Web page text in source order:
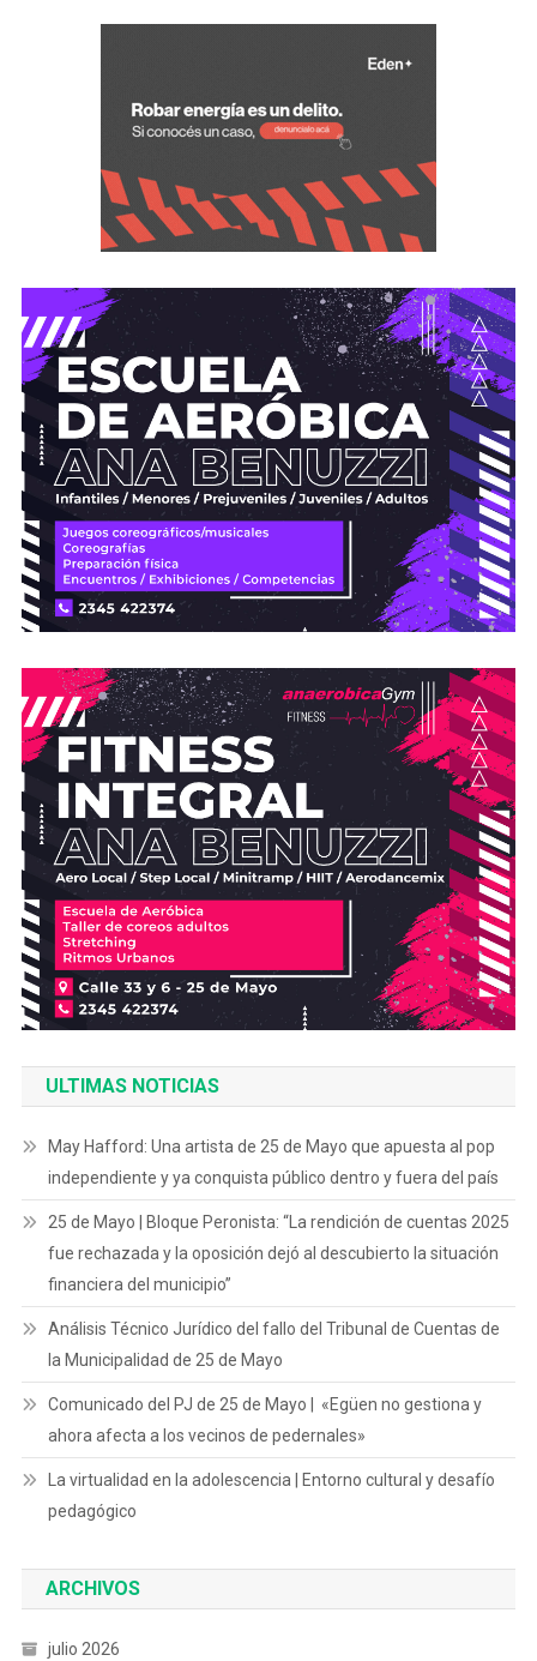
ULTIMAS NOTICIAS
May Hafford: Una artista de 25 de Mayo que apuesta al pop
independiente y ya conquista público dentro y fuera del país
25 de Mayo | Bloque Peronista: “La rendición de cuentas 2025
fue rechazada y la oposición dejó al descubierto la situación
financiera del municipio”
Análisis Técnico Jurídico del fallo del Tribunal de Cuentas de
la Municipalidad de 25 de Mayo
Comunicado del PJ de 25 de Mayo | «Egüen no gestiona y
ahora afecta a los vecinos de pedernales»
La virtualidad en la adolescencia | Entorno cultural y desafío
pedagógico
ARCHIVOS
julio 2026